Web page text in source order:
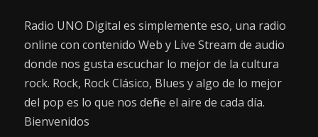
Radio UNO Digital es simplemente eso, una radio
online con contenido Web y Live Stream de audio
donde nos gusta escuchar lo mejor de la cultura
rock. Rock, Rock Clásico, Blues y algo de lo mejor
del pop es lo que nos define el aire de cada día.
Bienvenidos